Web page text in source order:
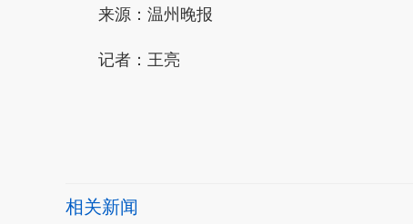
来源：温州晚报
记者：王亮
相关新闻